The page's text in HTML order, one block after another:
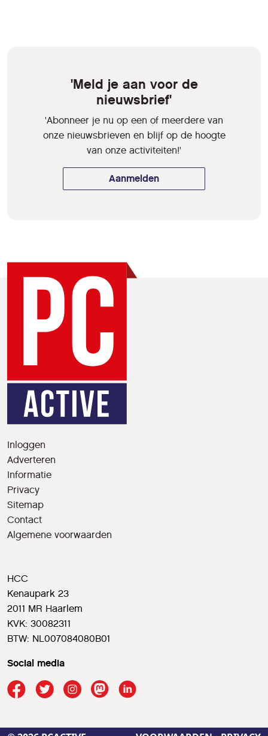
'Meld je aan voor de
nieuwsbrief'
'Abonneer je nu op een of meerdere van
onze nieuwsbrieven en blijf op de hoogte
van onze activiteiten!'
Aanmelden
Inloggen
Adverteren
Informatie
Privacy
Sitemap
Contact
Algemene voorwaarden
HCC
Kenaupark 23
2011 MR Haarlem
KVK: 30082311
BTW: NL007084080B01
Social media